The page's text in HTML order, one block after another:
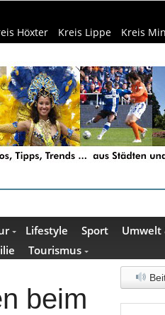
Höxter Kreis Lippe Kreis
Lifestyle Sport
Tourismus
beim